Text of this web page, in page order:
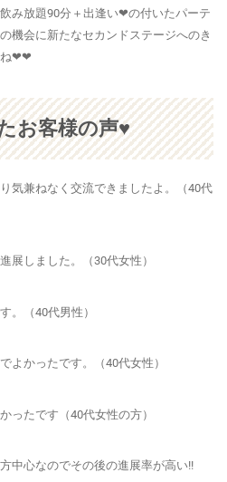
み放題90分＋出逢い❤の付いたパーテ
機会に新たなセカンドステージへのき
ね❤❤
お客様の声♥
兼ねなく交流できましたよ。（40代
しました。（30代女性）
（40代男性）
かったです。（40代女性）
たです（40代女性の方）
心なのでその後の進展率が高い!!